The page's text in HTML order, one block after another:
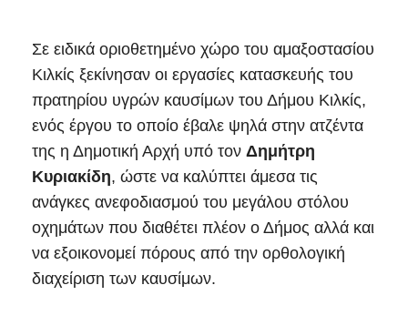
Σε ειδικά οριοθετημένο χώρο του αμαξοστασίου
Κιλκίς ξεκίνησαν οι εργασίες κατασκευής του
πρατηρίου υγρών καυσίμων του Δήμου Κιλκίς,
ενός έργου το οποίο έβαλε ψηλά στην ατζέντα
της η Δημοτική Αρχή υπό τον Δημήτρη
Κυριακίδη, ώστε να καλύπτει άμεσα τις
ανάγκες ανεφοδιασμού του μεγάλου στόλου
οχημάτων που διαθέτει πλέον ο Δήμος αλλά και
να εξοικονομεί πόρους από την ορθολογική
διαχείριση των καυσίμων.